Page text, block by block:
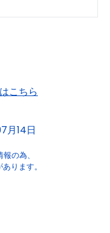
こちら
月14日
の為、
ります。